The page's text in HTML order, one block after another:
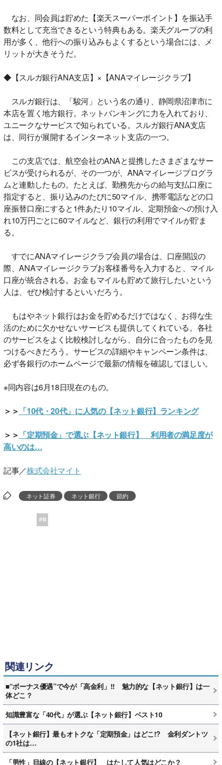
なお、同会員は貯めた【楽天スーパーポイント】を振込手
数料として充当できるという特典もある。楽天グループの利
用が多く、他行への振り込みもよくするという場合には、メ
リットが大きそうだ。
◆【スルガ銀行ANA支店】×【ANAマイレージクラブ】
スルガ銀行は、「駿河」という名の通り、静岡県沼津市に
本店を置く地方銀行。ネットバンキングに力を入れており、
ユニークなサービスで知られている。スルガ銀行ANA支店
は、同行が展開するインターネット支店の一つ。
この支店では、航空会社のANAと提携したさまざまなサー
ビスが受けられるが、その一つが、ANAマイレージプログラ
ムと連動したもの。たとえば、勤務先からの給与支払口座に
指定すると、振り込みのたびに50マイル、携帯電話などの口
座振替口座にすると1件あたり10マイル、定期預金への預け入
れ10万円ごとに60マイルなど、銀行の利用でマイルが貯ま
る。
すでにANAマイレージクラブ会員の場合は、口座開設の
際、ANAマイレージクラブお客様番号を入力すると、マイル
口座が統合される。お金もマイルも貯めて旅行したいという
人は、ぜひ検討するといいだろう。
もはやネット銀行はお金を貯めるだけではなく、お得な生
活のために欠かせないサービスも提供してくれている。各社
のサービスをよく比較検討しながら、自分に合ったものを見
つけるべきだろう。サービスの詳細やキャンペーン条件は、
必ず各銀行のホームページで最新の情報を確認してほしい。
※同内容は6月18日現在のもの。
＞＞ 「10代・20代」に人気の【ネット銀行】ランキング
＞＞ 「定期預金」で選ぶ【ネット銀行】 利用者の満足度が
高いのは…
記事／株式会社マイト
ネット証券 ネット銀行 節約
PR
関連リンク
■“ボーナス優遇”で今が「高金利」!! 魅力的な【ネット銀行】は一
体どこ？
知識豊富な「40代」が選ぶ【ネット銀行】ベスト10
【ネット銀行】最もオトクな「定期預金」はどこ!? 金利ダントツ
の1社は…
「男性」目線の【ネット銀行】 はたして人気はどこか？